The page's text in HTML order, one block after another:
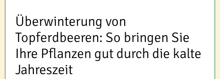
Überwinterung von
Topferdbeeren: So bringen Sie
Ihre Pflanzen gut durch die kalte
Jahreszeit